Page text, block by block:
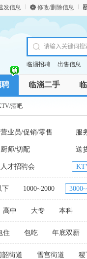
发信息 修改/删除信息
临淄招聘 出售信息
聘 临淄二手
酒吧
营业员/促销/零售 服
厨师/切配 送
人才招聘会
下 1000~2000
高中 大专 本科
住 包吃 年底双薪
韶街道 雪宫街道 稷